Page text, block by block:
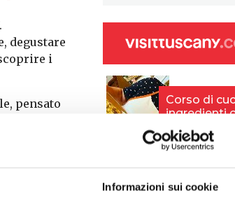
Informazioni sui cookie
.
degustare
i
pensato